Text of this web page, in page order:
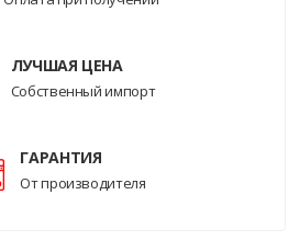
ЛУЧШАЯ ЦЕНА
Собственный импорт
ГАРАНТИЯ
От производителя